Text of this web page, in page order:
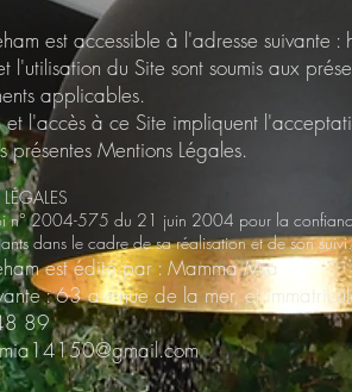
est accessible à l'adresse suivante :
l'utilisation du Site sont soumis aux
applicables.
et l'accès à ce Site impliquent
présentes Mentions Légales.
n° 2004-575 du 21 juin 2004 pour la
dans le cadre de sa réalisation et de son suivi.
est édité par : Mamma Mia
: 63 avenue de la mer, et
89